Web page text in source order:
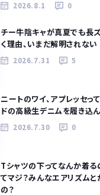
2026.8.1 0
チー牛陰キャが真夏でも長
く理由、いまだ解明されない
2026.7.31 5
ニートのワイ、アプレッセっ
ドの高級生デニムを履き込
2026.7.30 0
Tシャツの下ってなんか着る
てマジ？みんなエアリズムと
の？